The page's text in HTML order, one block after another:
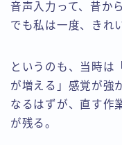
音声入力って、昔か
でも私は一度、きれ
というのも、当時は
が増える」感覚が強
なるはずが、直す作
が残る。